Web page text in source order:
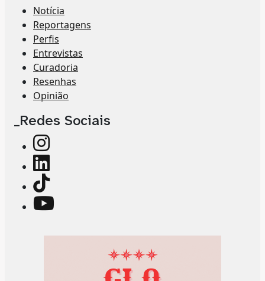
Notícia
Reportagens
Perfis
Entrevistas
Curadoria
Resenhas
Opinião
_Redes Sociais